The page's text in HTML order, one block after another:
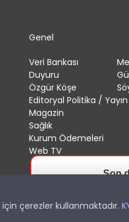
Genel
Veri Bankası
Duyuru
Özgür Köşe
Editoryal Politika /
Magazin
Sağlık
Kurum Ödemeleri
Web TV
Saklıdır.
çerezler kullanmaktadır.
Son